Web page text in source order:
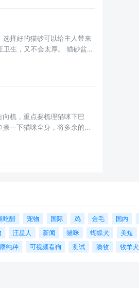
择好的猫砂可以给主人带来
生，又不会太厚。 猫砂盆清
梳，重点要梳理猫咪下巴
一下猫咪全身，将多余的毛
吃醋 宠物 国际 鸡 金毛 国内
汪星人 新闻 猫咪 蝴蝶犬 美短
纯种 可视频看狗 测试 澳牧 牧羊犬